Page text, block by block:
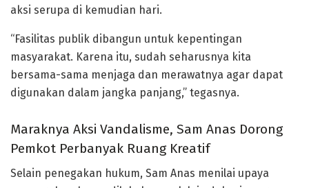
aksi serupa di kemudian hari.
“Fasilitas publik dibangun untuk kepentingan
masyarakat. Karena itu, sudah seharusnya kita
bersama-sama menjaga dan merawatnya agar dapat
digunakan dalam jangka panjang,” tegasnya.
Maraknya Aksi Vandalisme, Sam Anas Dorong
Pemkot Perbanyak Ruang Kreatif
Selain penegakan hukum, Sam Anas menilai upaya